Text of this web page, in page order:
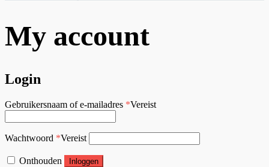
My account
Login
Gebruikersnaam of e-mailadres *Vereist
Wachtwoord *Vereist
Onthouden Inloggen